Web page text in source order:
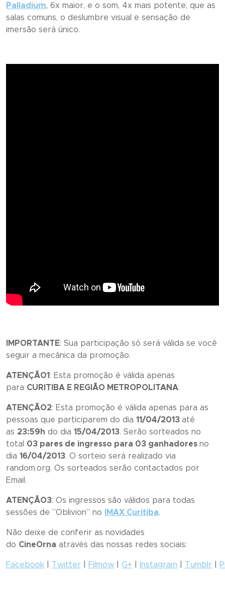
Palladium, 6x maior, e o som, 4x mais potente, que as
salas comuns, o deslumbre visual e sensação de
imersão será único.
IMPORTANTE: Sua participação só será válida se você
seguir a mecânica da promoção.
ATENÇÃO1 : Esta promoção é válida apenas
para CURITIBA E REGIÃO METROPOLITANA.
ATENÇÃO2: Esta promoção é válida apenas para as
pessoas que participarem do dia 11/04/2013 até
as 23:59h do dia 15/04/2013. Serão sorteados no
total 03 pares de ingresso para 03 ganhadores no
dia 16/04/2013. O sorteio será realizado via
random.org. Os sorteados serão contactados por
Email.
ATENÇÃO3: Os ingressos são válidos para todas
sessões de ”Oblivion” no IMAX Curitiba.
Não deixe de conferir as novidades
do CineOrna através das nossas redes sociais:
Facebook Twitter Filmow G+ Instagram Tumblr